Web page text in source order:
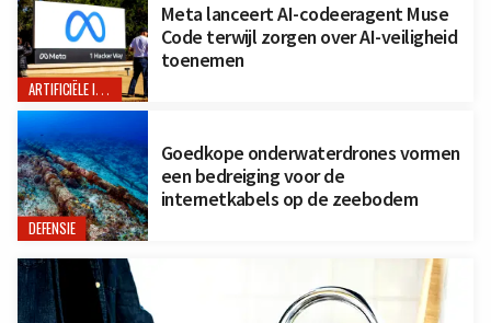
ARTIFICIËLE INTELLIGENTIE
Meta lanceert AI-codeeragent Muse
Code terwijl zorgen over AI-veiligheid
toenemen
DEFENSIE
Goedkope onderwaterdrones vormen
een bedreiging voor de
internetkabels op de zeebodem